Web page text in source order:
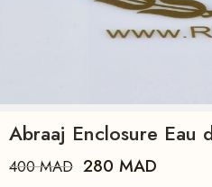
Abraaj Enclosure Eau
400MAD 280 MAD